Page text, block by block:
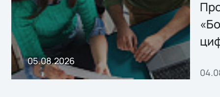
Storage 2.x для
хранения данных
05.08.2026